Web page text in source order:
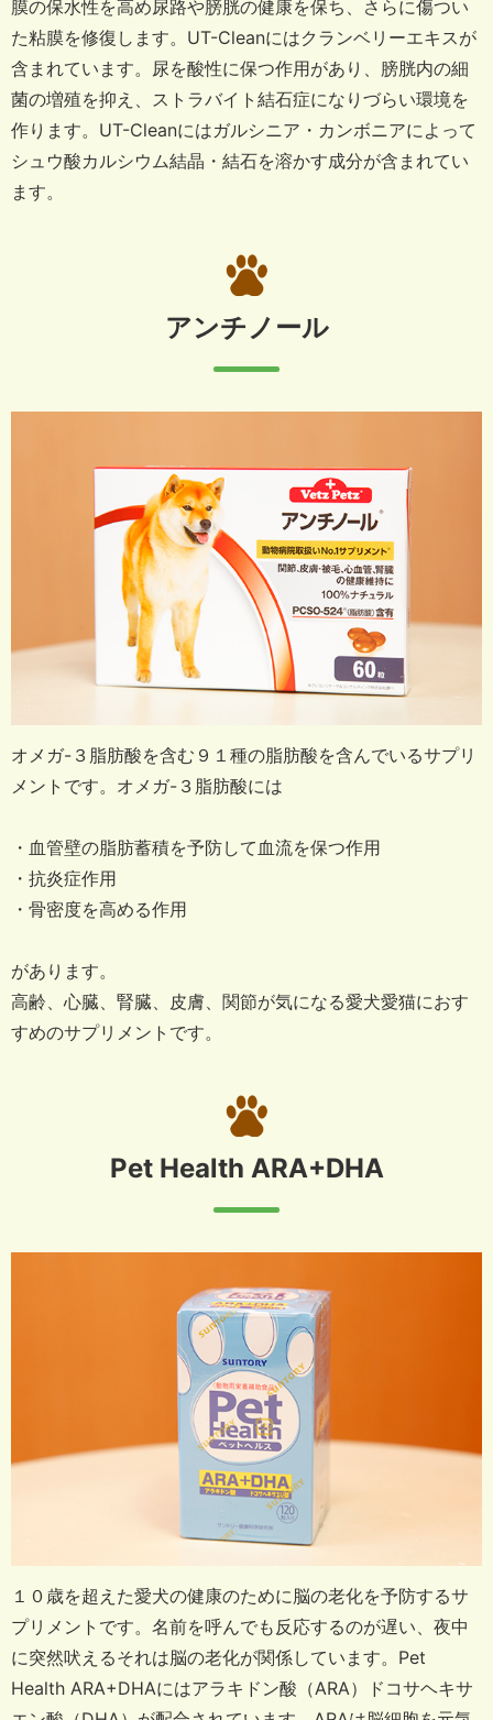
膜の保水性を高め尿路や膀胱の健康を保ち、さらに傷つい
た粘膜を修復します。 UT-Cleanにはクランベリーエキスが
含まれています。 尿を酸性に保つ作用があり、膀胱内の細
菌の増殖を抑え、ストラバイト結石症になりづらい環境を
作ります。 UT-Cleanにはガルシニア・カンボニアによって
シュウ酸カルシウム結晶・結石を溶かす成分が含まれてい
ます。
アンチノール
オメガ-３脂肪酸を含む９１種の脂肪酸を含んでいるサプリ
メントです。 オメガ-３脂肪酸には
・血管壁の脂肪蓄積を予防して血流を保つ作用
・抗炎症作用
・骨密度を高める作用
があります。
高齢、心臓、腎臓、皮膚、関節が気になる愛犬愛猫におす
すめのサプリメントです。
Pet Health ARA+DHA
１０歳を超えた愛犬の健康のために脳の老化を予防するサ
プリメントです。 名前を呼んでも反応するのが遅い、夜中
に突然吠えるそれは脳の老化が関係しています。 Pet
Health ARA+DHAにはアラキドン酸（ARA）ドコサヘキサ